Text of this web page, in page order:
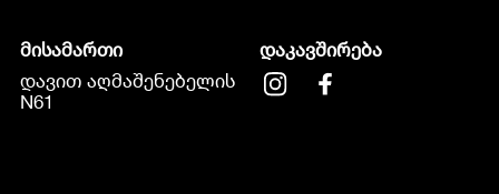
მისამართი
დავით აღმაშენებელის
N61
დაკავშირება